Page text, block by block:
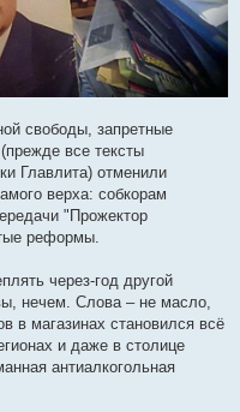
свободы, запретные
все тексты
Главлита) отменили
верха: собкорам
"Прожектор
реформы.
через-год другой
нечем. Слова – не масло,
в магазинах становился всё
и даже в столице
антиалкогольная